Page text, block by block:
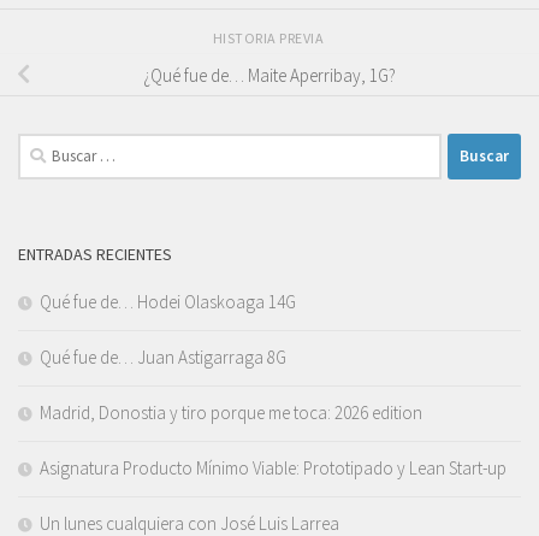
HISTORIA PREVIA
¿Qué fue de… Maite Aperribay, 1G?
Buscar:
ENTRADAS RECIENTES
Qué fue de… Hodei Olaskoaga 14G
Qué fue de… Juan Astigarraga 8G
Madrid, Donostia y tiro porque me toca: 2026 edition
Asignatura Producto Mínimo Viable: Prototipado y Lean Start-up
Un lunes cualquiera con José Luis Larrea